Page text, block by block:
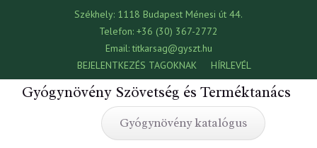
Székhely: 1118 Budapest Ménesi út 44.
Telefon: +36 (30) 367-2772
Email:titkarsag@gyszt.hu
BEJELENTKEZÉS TAGOKNAK
HÍRLEVÉL
Gyógynövény Szövetség és Terméktanács
Gyógynövény katalógus